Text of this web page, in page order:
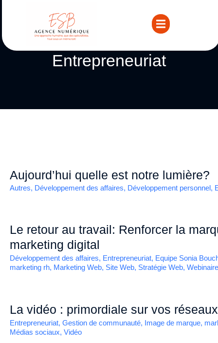
Entrepreneuriat
Aujourd’hui quelle est notre lumière?
Autres, Développement des affaires, Développement personnel,
Le retour au travail: Renforcer la
marketing digital
Développement des affaires, Entrepreneuriat, Equipe Sonia
marketing rh, Marketing Web, Site Web, Stratégie Web, Webinaire
La vidéo : primordiale sur vos
Entrepreneuriat, Gestion de communauté, Image de marque,
Médias sociaux, Vidéo